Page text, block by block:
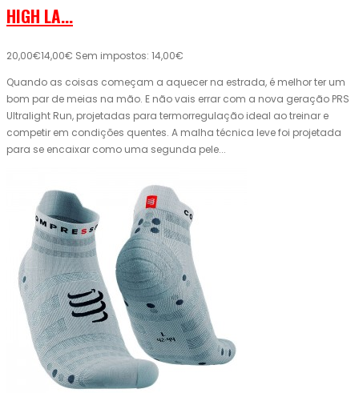
HIGH LA...
20,00€14,00€ Sem impostos: 14,00€
Quando as coisas começam a aquecer na estrada, é melhor ter um
bom par de meias na mão. E não vais errar com a nova geração PRS
Ultralight Run, projetadas para termorregulação ideal ao treinar e
competir em condições quentes. A malha técnica leve foi projetada
para se encaixar como uma segunda pele...